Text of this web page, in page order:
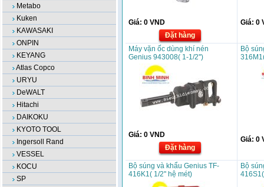
Metabo
Kuken
KAWASAKI
ONPIN
KEYANG
Atlas Copco
URYU
DeWALT
Hitachi
DAIKOKU
KYOTO TOOL
Ingersoll Rand
VESSEL
KOCU
SP
Giá: 0 VND
Đặt hàng
Giá: 0
Máy vặn ốc dùng khí nén
Genius 943008( 1-1/2'')
Giá: 0 VND
Đặt hàng
Bộ
Giá: 0
Bộ súng và khẩu Genius TF-
416K1( 1/2'' hệ mét)
Bộ